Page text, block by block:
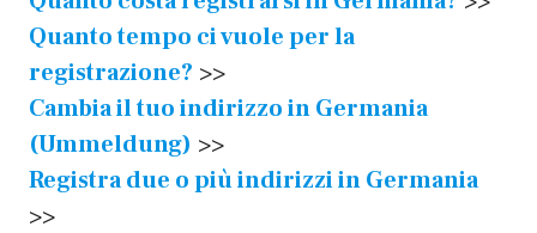
Quanto tempo ci vuole per la
registrazione? >>
Cambia il tuo indirizzo in Germania
(Ummeldung) >>
Registra due o più indirizzi in Germania
>>